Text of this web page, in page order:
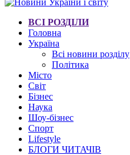
ВСІ РОЗДІЛИ
Головна
Україна
Всі новини розділу
Політика
Місто
Світ
Бізнес
Наука
Шоу-бізнес
Спорт
Lifestyle
БЛОГИ ЧИТАЧІВ